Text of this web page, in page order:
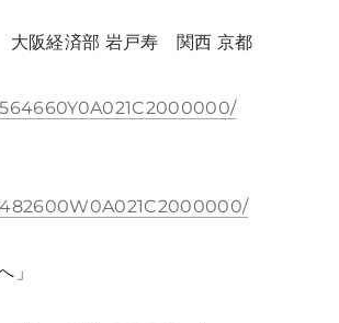
大阪経済部 岩戸寿 関西 京都
」